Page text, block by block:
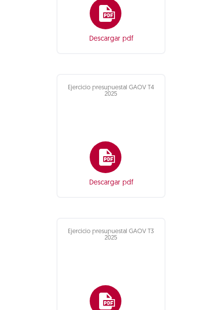
Descargar pdf
Ejercicio presupuestal GAOV T4
2025
Descargar pdf
Ejercicio presupuestal GAOV T3
2025